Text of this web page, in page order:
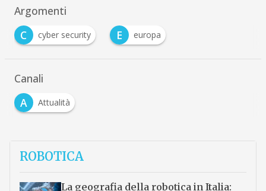
Argomenti
C
cyber security E europa
Canali
A
Attualità
ROBOTICA
La geografia della robotica in Italia: